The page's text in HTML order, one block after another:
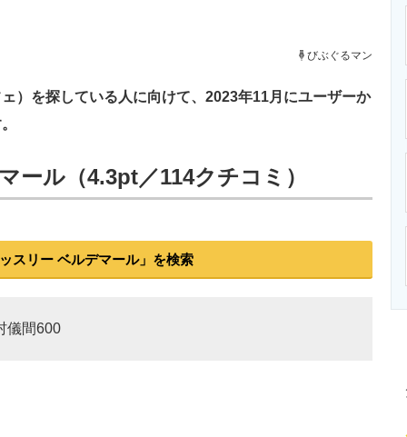
エネルギーの
びぶぐるマン
）を探している人に向けて、2023年11月にユーザーか
ール（4.3pt／114クチコミ）
スリー ベルデマール」を検索
儀間600